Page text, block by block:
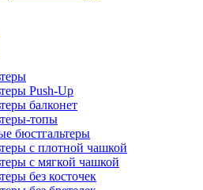
Push-Up
балконет
топы
бюстгальтеры
с плотной чашкой
с мягкой чашкой
без косточек